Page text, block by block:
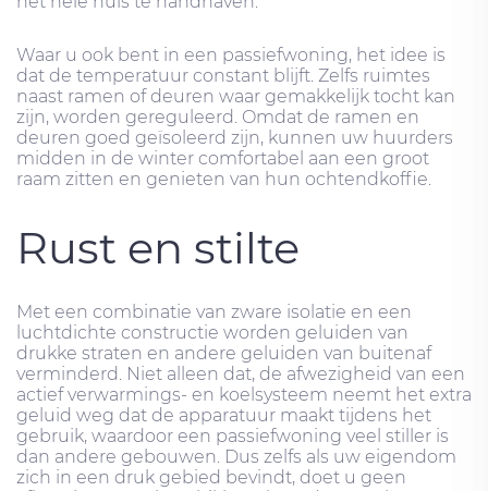
Waar u ook bent in een passiefwoning, het idee is
dat de temperatuur constant blijft. Zelfs ruimtes
naast ramen of deuren waar gemakkelijk tocht kan
zijn, worden gereguleerd. Omdat de ramen en
deuren goed geïsoleerd zijn, kunnen uw huurders
midden in de winter comfortabel aan een groot
raam zitten en genieten van hun ochtendkoffie.
Rust en stilte
Met een combinatie van zware isolatie en een
luchtdichte constructie worden geluiden van
drukke straten en andere geluiden van buitenaf
verminderd. Niet alleen dat, de afwezigheid van een
actief verwarmings- en koelsysteem neemt het extra
geluid weg dat de apparatuur maakt tijdens het
gebruik, waardoor een passiefwoning veel stiller is
dan andere gebouwen. Dus zelfs als uw eigendom
zich in een druk gebied bevindt, doet u geen